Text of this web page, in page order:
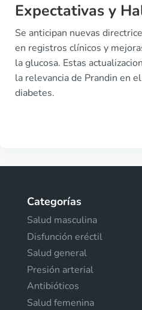
Expectativas y
Se anticipan nuevas
en registros clínicos y
la glucosa. Estas
la relevancia de Prandin en
diabetes.
Categorías
Salud masculina
Disfunción eréctil
Salud general
Presión arterial
Antibióticos
Salud femenina